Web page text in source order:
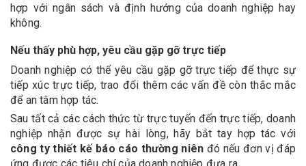
hợp với ngân sách và định hướng của doanh nghiệp hay
không.
Nếu thấy phù hợp, yêu cầu gặp gỡ trực tiếp
Doanh nghiệp có thể yêu cầu gặp gỡ trực tiếp để thực sự
tiếp xúc trực tiếp, trao đổi thêm các vấn đề còn thắc mắc
để an tâm hợp tác.
Sau tất cả các cách thức từ trực tuyến đến trực tiếp, doanh
nghiệp nhận được sự hài lòng, hãy bắt tay hợp tác với
công ty thiết kế báo cáo thường niên đó nếu đơn vị đáp
ứng được các tiêu chí của doanh nghiệp đưa ra.